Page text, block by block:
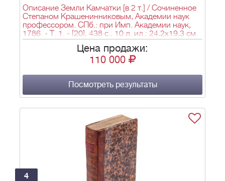
Описание Земли Камчатки [в 2 т.] / Сочиненное
Степаном Крашенинниковым, Академии наук
профессором. СПб.: при Имп. Академии наук,
1786. - Т. 1. - [20], 438 с., 10 л. ил.; 24,2х19,3 см.
Цена продажи:
110 000
Посмотреть результаты
4